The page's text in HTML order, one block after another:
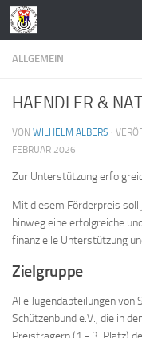
Zum Inhalt springen
ALLGEMEIN
HAENDLER &
VON WILHELM ALBERS ·
FEBRUAR 2026
Zur Unterstützung
Mit diesem Förderpreis soll
hinweg eine erfolgreiche
finanzielle Unterstützung
Zielgruppe
Alle Jugendabteilungen von
Schützenbund e.V., die in